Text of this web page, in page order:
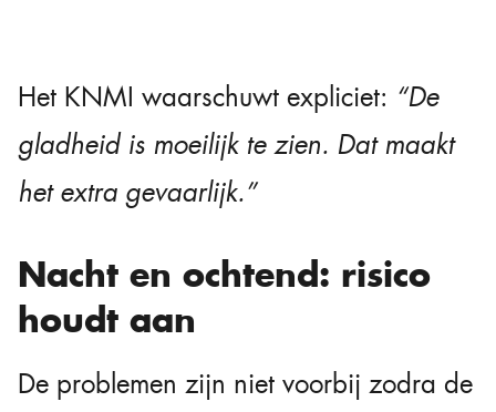
Het KNMI waarschuwt expliciet: “De
gladheid is moeilijk te zien. Dat maakt
het extra gevaarlijk.”
Nacht en ochtend: risico
houdt aan
De problemen zijn niet voorbij zodra de